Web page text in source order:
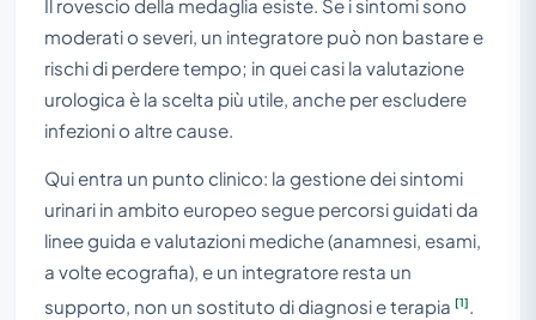
Il rovescio della medaglia esiste. Se i sintomi sono
moderati o severi, un integratore può non bastare e
rischi di perdere tempo; in quei casi la valutazione
urologica è la scelta più utile, anche per escludere
infezioni o altre cause.
Qui entra un punto clinico: la gestione dei sintomi
urinari in ambito europeo segue percorsi guidati da
linee guida e valutazioni mediche (anamnesi, esami,
a volte ecografia), e un integratore resta un
supporto, non un sostituto di diagnosi e terapia [1]